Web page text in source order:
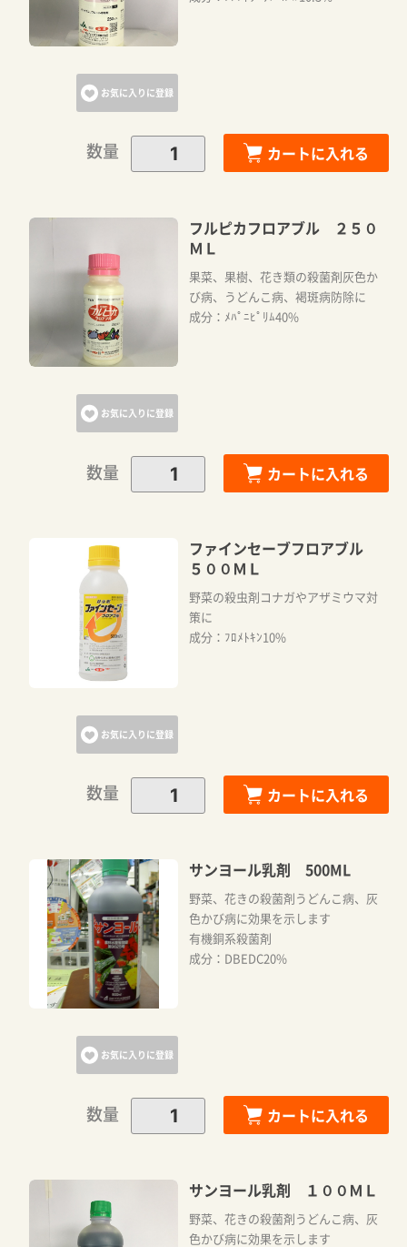
お気に入りに登録
数量 カートに入れる
お気に入りに登録
フルピカフロアブル ２５０
ＭＬ
果菜、果樹、花き類の殺菌剤灰色か
び病、うどんこ病、褐斑病防除に
成分：ﾒﾊﾟﾆﾋﾟﾘﾑ40%
数量 カートに入れる
お気に入りに登録
ファインセーブフロアブル
５００ＭＬ
野菜の殺虫剤コナガやアザミウマ対
策に
成分：ﾌﾛﾒﾄｷﾝ10%
数量 カートに入れる
お気に入りに登録
サンヨール乳剤 500ML
野菜、花きの殺菌剤うどんこ病、灰
色かび病に効果を示します
有機銅系殺菌剤
成分：DBEDC20%
数量 カートに入れる
サンヨール乳剤 １００ＭＬ
野菜、花きの殺菌剤うどんこ病、灰
色かび病に効果を示します